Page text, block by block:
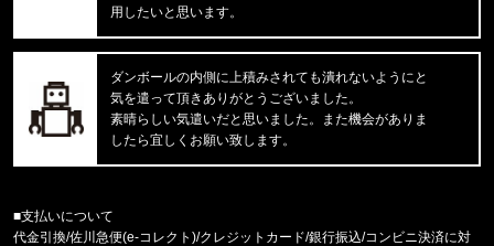
東京都のお客様ご注文ありがとうございます。
mnml/ミニマル
東京都のお客様ご注文ありがとうございます。
CARHARTT/カーハート
東京都のお客様ご注文ありがとうございます。
reversal/リバーサル
用したいと思います。
ダンボールの内側に上積みされても潰れないようにと
気を遣って頂きありがとうございました。
素晴らしい気遣いだと思いました。また機会がありま
したら宜しくお願い致します。
■支払いについて
代金引換/佐川急便(e-コレクト)/クレジットカード/銀行振込/コンビニ決済に対